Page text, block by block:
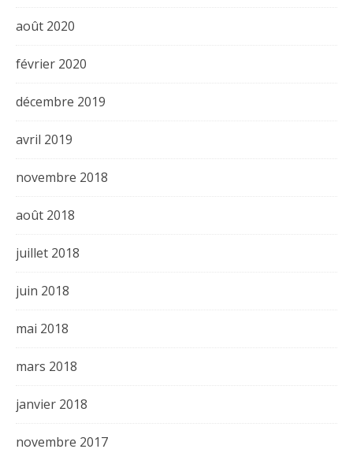
août 2020
février 2020
décembre 2019
avril 2019
novembre 2018
août 2018
juillet 2018
juin 2018
mai 2018
mars 2018
janvier 2018
novembre 2017